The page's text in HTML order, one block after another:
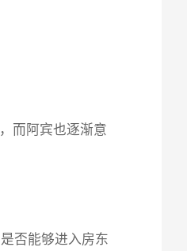
而阿宾也逐渐意
否能够进入房东